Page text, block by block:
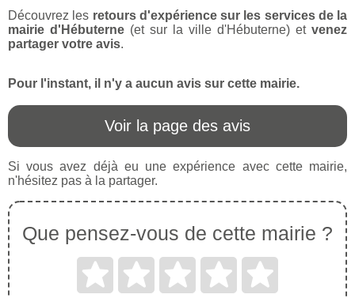
Découvrez les retours d'expérience sur les services de la
mairie d'Hébuterne (et sur la ville d'Hébuterne) et venez
partager votre avis.
Pour l'instant, il n'y a aucun avis sur cette mairie.
Voir la page des avis
Si vous avez déjà eu une expérience avec cette mairie,
n'hésitez pas à la partager.
Que pensez-vous de cette mairie ?